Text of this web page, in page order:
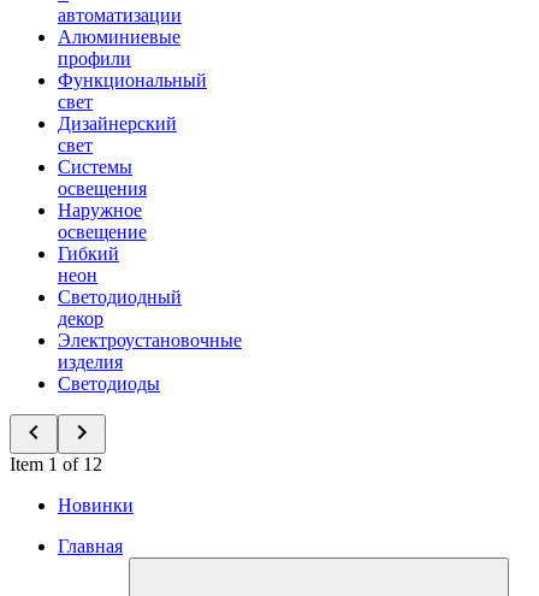
автоматизации
Алюминиевые
профили
Функциональный
свет
Дизайнерский
свет
Системы
освещения
Наружное
освещение
Гибкий
неон
Светодиодный
декор
Электроустановочные
изделия
Светодиоды
Item 1 of 12
Новинки
Главная